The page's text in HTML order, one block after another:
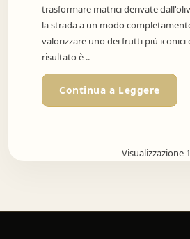
trasformare matrici derivate
la strada a un modo
valorizzare uno dei frutti più iconici
risultato è ..
Continua a Leggere
Visualizzazione